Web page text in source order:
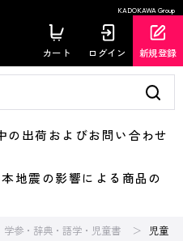
KADOKAWA Group
カート ログイン 新規登録
出荷およびお問い合わせ
震の影響による商品の
学参・辞典・語学・児童書
児童